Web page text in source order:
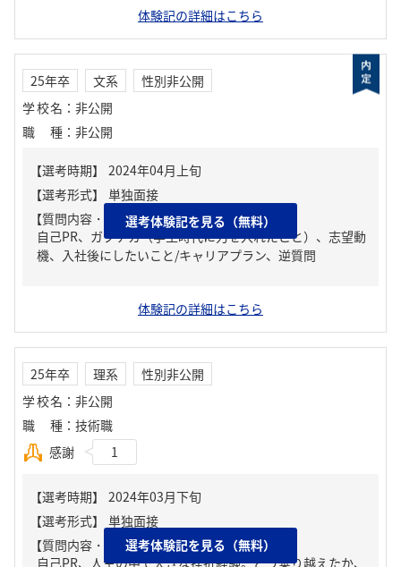
体験記の詳細はこちら
25年卒 文系
性別非公開
学校名 ： 非公開
職種 ： 非公開
【質問内容・課題】
自己PR、ガクチカ（学生時代に力を入れたこと）、志望動
機、入社後にしたいこと/キャリアプラン、逆質問
選考体験記を見る（無料）
体験記の詳細はこちら
25年卒 理系
性別非公開
学校名 ： 非公開
職種 ： 技術職
感謝
1
【質問内容・課題】
自己PR、人生の中で大きな挫折経験。どう乗り越えたか、
選考体験記を見る（無料）